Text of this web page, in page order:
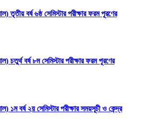
তৃতীয় বর্ষ ৬ষ্ঠ সেমিস্টার পরীক্ষার ফরম পূরণের
চতুর্থ বর্ষ ৮ম সেমিস্টার পরীক্ষার ফরম পূরণের
১ম বর্ষ ২য় সেমিস্টার পরীক্ষার সময়সূচী ও কেন্দ্র